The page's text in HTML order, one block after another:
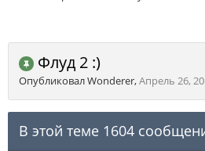
Флуд 2 :)
ОпубликовалWonderer,Апрель 26,
В этой теме 1604